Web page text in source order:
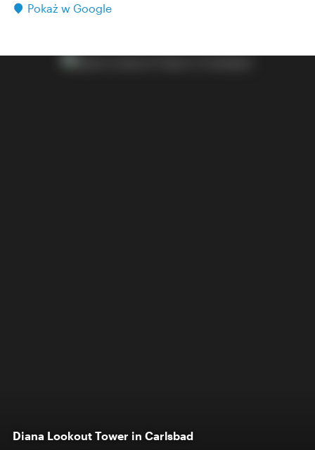
Pokaż w Google
Diana Lookout Tower in Carlsbad